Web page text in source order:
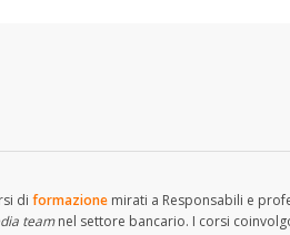
di formazione mirati a Responsabili e
teamnel settore bancario. I corsi